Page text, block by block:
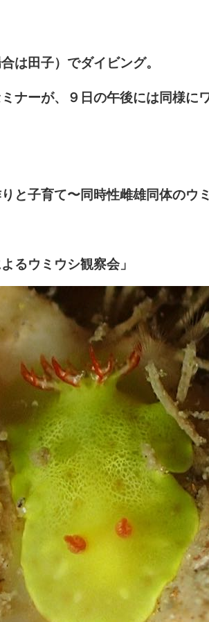
は田子）でダイビング。
ナーが、９日の午後には同様に
と子育て〜同時性雌雄同体のウ
るウミウシ観察会」